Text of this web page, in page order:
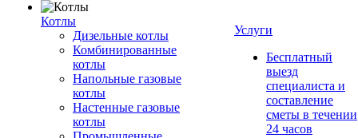
Котлы
Дизельные котлы
Комбинированные
котлы
Напольные газовые
котлы
Настенные газовые
котлы
Услуги
Бесплатный
выезд
специалиста и
составление
сметы в течении
24 часов